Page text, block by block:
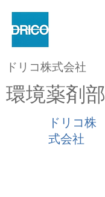
ドリコ株式会社
環境薬剤部
ドリコ株
式会社